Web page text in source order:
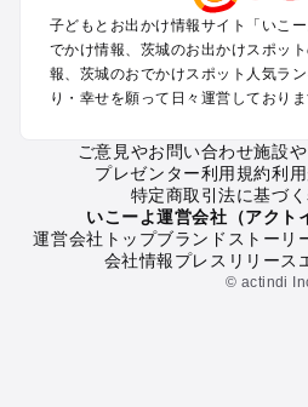
土浦・霞ヶ浦・鹿島・潮来のプール
大洗・ひたちなかのプールお出かけ
熊谷・太田・足利・古河のプールお
日立・北茨城・奥久慈のプールお出
茨城の定番お出かけスポット
茨城の遊園地
茨城の動物園
茨城のバーベキュー
子どもとお出かけ情報サイト「いこ
でかけ情報、茨城のお出かけスポッ
報、茨城のおでかけスポット人気ラ
り・幸せを願って日々運営しておりま
ご意見やお問い合わせ施設
プレゼンター利用規約利
特定商取引法に基づ
いこーよ運営会社（アクト
運営会社トップブランドストーリ
会社情報プレスリリース
© actindi